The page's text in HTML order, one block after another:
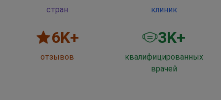
стран клиник
6K+
отзывов
3K+
квалифицированных
врачей